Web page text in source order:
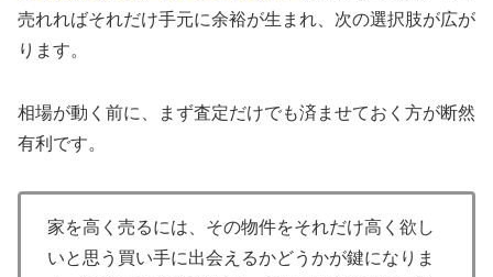
売れればそれだけ手元に余裕が生まれ、次の選択肢が広が
ります。
相場が動く前に、まず査定だけでも済ませておく方が断然
有利です。
家を高く売るには、その物件をそれだけ高く欲し
いと思う買い手に出会えるかどうかが鍵になりま